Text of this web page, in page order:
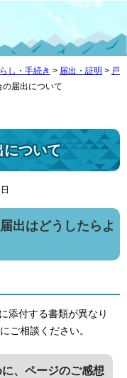
し・手続き > 届出・証明 > 戸
届出について
について
出はどうしたらよ
添付する書類が異なり
ご相談ください。
、ページのご感想